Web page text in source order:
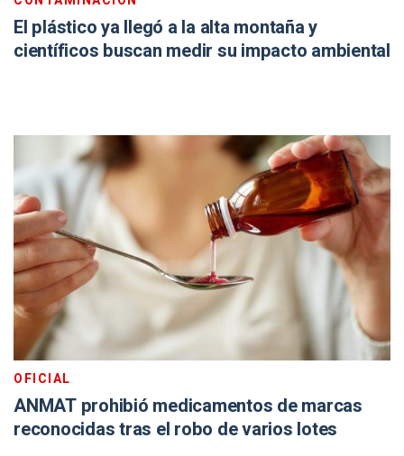
El plástico ya llegó a la alta montaña y
científicos buscan medir su impacto ambiental
OFICIAL
ANMAT prohibió medicamentos de marcas
reconocidas tras el robo de varios lotes